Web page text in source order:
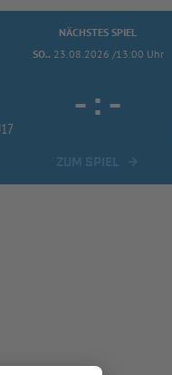
NÄCHSTES SPIEL
SO.. 23.08.2026 /13:00 Uhr
- : -